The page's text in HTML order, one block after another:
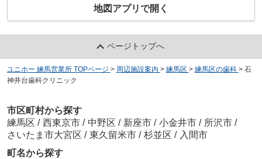
地図アプリで開く
ページトップへ
ユニホー 練馬営業所 TOPページ > 周辺施設案内 > 練馬区 > 練馬区の歯科 > 石
神井台歯科クリニック
市区町村から探す
練馬区 / 西東京市 / 中野区 / 新座市 / 小金井市 / 所沢市 /
さいたま市大宮区 / 東久留米市 / 杉並区 / 入間市
町名から探す